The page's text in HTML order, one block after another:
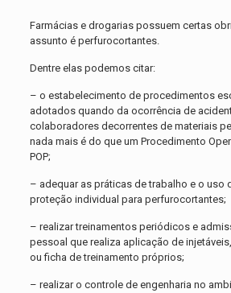
Farmácias e drogarias possuem certas
assunto é perfurocortantes.
Dentre elas podemos citar:
– o estabelecimento de procedimentos
adotados quando da ocorrência de
colaboradores decorrentes de materiais
nada mais é do que um Procedimento
POP;
– adequar as práticas de trabalho e o uso
proteção individual para perfurocortantes;
– realizar treinamentos periódicos e
pessoal que realiza aplicação de
ou ficha de treinamento próprios;
– realizar o controle de engenharia no